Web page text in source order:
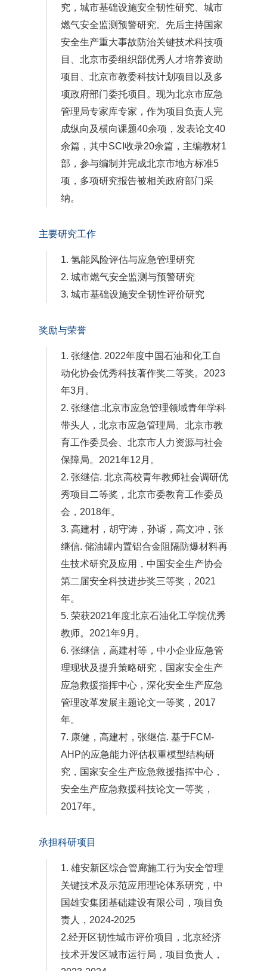
究，城市基础设施安全韧性研究、城市
燃气安全监测预警研究。先后主持国家
安全生产重大事故防治关键技术科技项
目、北京市委组织部优秀人才培养资助
项目、北京市教委科技计划项目以及多
项政府部门委托项目。现为北京市应急
管理局专家库专家，作为项目负责人完
成纵向及横向课题40余项，发表论文40
余篇，其中SCI收录20余篇，主编教材1
部，参与编制并完成北京市地方标准5
项，多项研究报告被相关政府部门采
纳。
主要研究工作
1. 氢能风险评估与应急管理研究
2. 城市燃气安全监测与预警研究
3. 城市基础设施安全韧性评价研究
奖励与荣誉
1. 张继信. 2022年度中国石油和化工自
动化协会优秀科技著作奖二等奖。2023
年3月。
2. 张继信.北京市应急管理领域青年学科
带头人，北京市应急管理局、北京市教
育工作委员会、北京市人力资源与社会
保障局。2021年12月。
2. 张继信. 北京高校青年教师社会调研优
秀项目二等奖，北京市委教育工作委员
会，2018年。
3. 高建村，胡守涛，孙谞，高文冲，张
继信. 储油罐内置铝合金阻隔防爆材料再
生技术研究及应用，中国安全生产协会
第二届安全科技进步奖三等奖，2021
年。
5. 荣获2021年度北京石油化工学院优秀
教师。2021年9月。
6. 张继信，高建村等，中小企业应急管
理现状及提升策略研究，国家安全生产
应急救援指挥中心，深化安全生产应急
管理改革发展主题论文一等奖，2017
年。
7. 康健，高建村，张继信. 基于FCM-
AHP的应急能力评估权重模型结构研
究，国家安全生产应急救援指挥中心，
安全生产应急救援科技论文一等奖，
2017年。
承担科研项目
1. 雄安新区综合管廊施工行为安全管理
关键技术及示范应用理论体系研究，中
国雄安集团基础建设有限公司，项目负
责人，2024-2025
2.经开区韧性城市评价项目，北京经济
技术开发区城市运行局，项目负责人，